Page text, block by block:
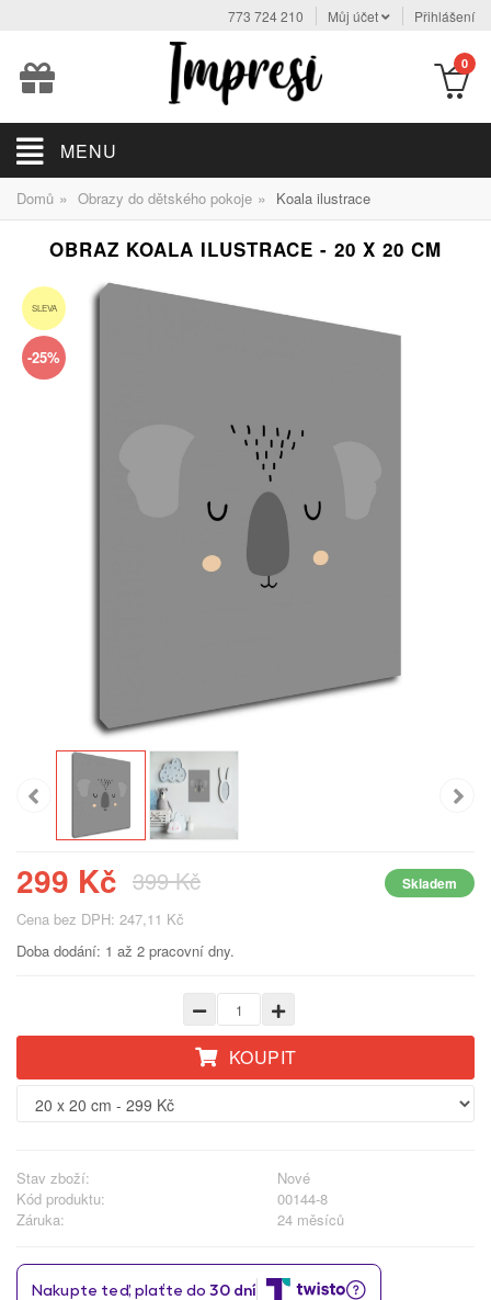
773 724 210 Můj účet Přihlášení
0
MENU
Domů » Obrazy do dětského pokoje » Koala ilustrace
OBRAZ KOALA ILUSTRACE - 20 X 20 CM
SLEVA
-25%
299 Kč 399 Kč Skladem
Cena bez DPH: 247,11 Kč
Doba dodání: 1 až 2 pracovní dny.
KOUPIT
Stav zboží:
Nové
Kód produktu:
00144-8
Záruka:
24 měsíců